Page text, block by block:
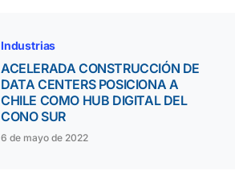
Industrias
ACELERADA CONSTRUCCIÓN DE
DATA CENTERS POSICIONA A
CHILE COMO HUB DIGITAL DEL
CONO SUR
6 de mayo de 2022